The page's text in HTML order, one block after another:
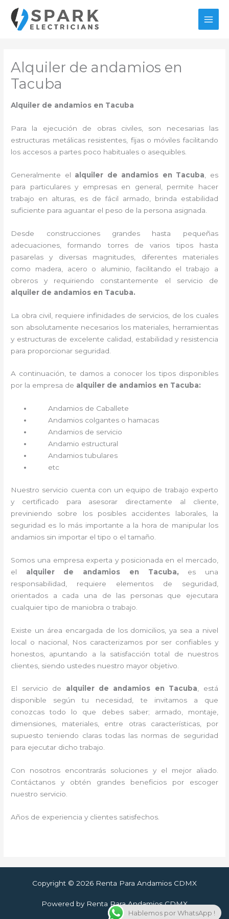
contenido
Alquiler de andamios en
Tacuba
Alquiler de andamios en Tacuba
Para la ejecución de obras civiles, son necesarias las
estructuras metálicas resistentes, fijas o móviles facilitando
los accesos a partes poco habituales o asequibles.
Generalmente el alquiler de andamios en Tacuba , es
para particulares y empresas en general, permite hacer
trabajo en alturas, es de fácil armado, brinda estabilidad
suficiente para aguantar el peso de la persona asignada.
Desde construcciones grandes hasta pequeñas
adecuaciones, formando torres de varios tipos hasta
pasarelas y diversas magnitudes, diferentes materiales
como madera, acero o aluminio, facilitando el trabajo a
obreros y requiriendo constantemente el servicio de
alquiler de andamios en Tacuba.
La obra civil, requiere infinidades de servicios, de los cuales
son absolutamente necesarios los materiales, herramientas
y estructuras de excelente calidad, estabilidad y resistencia
para proporcionar seguridad.
A continuación, te damos a conocer los tipos disponibles
por la empresa de alquiler de andamios en Tacuba:
Andamios de Caballete
Andamios colgantes o hamacas
Andamios de servicio
Andamio estructural
Andamios tubulares
etc
Nuestro servicio cuenta con un equipo de trabajo experto
y certificado para asesorar directamente al cliente,
previniendo sobre los posibles accidentes laborales, la
seguridad es lo más importante a la hora de manipular los
andamios sin importar el tipo o el tamaño.
Somos una empresa experta y posicionada en el mercado,
el alquiler de andamios en Tacuba, es una
responsabilidad, requiere elementos de seguridad,
orientados a cada una de las personas que ejecutara
cualquier tipo de maniobra o trabajo.
Existe un área encargada de los domicilios, ya sea a nivel
local o nacional, Nos caracterizamos por ser confiables y
honestos, apuntando a la satisfacción total de nuestros
clientes, siendo ustedes nuestro mayor objetivo.
El servicio de alquiler de andamios en Tacuba, está
disponible según tu necesidad, te invitamos a que
conozcas todo lo que debes saber; armado, montaje,
dimensiones, materiales, entre otras características, por
supuesto teniendo claras todas las normas de seguridad
para ejecutar dicho trabajo.
Con nosotros encontrarás soluciones y el mejor aliado.
Contáctanos y obtén grandes beneficios por escoger
nuestro servicio.
Años de experiencia y clientes satisfechos.
Copyright © 2026 Renta Para Andamios CDMX
Powered by Renta Para Andamios CDMX
Hablemos por WhatsApp !